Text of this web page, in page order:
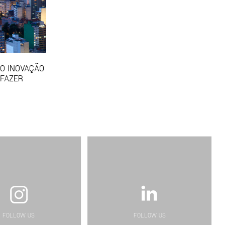
INOVAÇÃO
FOLLOW US FOLLOW US